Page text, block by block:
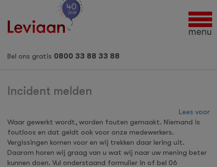
Bel ons gratis 0800 33 88 33 88
menu
Incident melden
Lees voor
Waar gewerkt wordt, worden fouten gemaakt. Niemand is
foutloos en dat geldt ook voor onze medewerkers.
Vergissingen komen voor en wij trekken daar lering uit.
Daarom horen wij graag van u wat wij naar uw mening beter
kunnen doen. Vul onderstaand formulier in of bel 06